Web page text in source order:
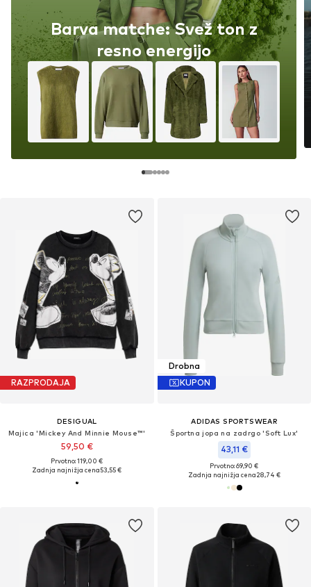
RAZPRODAJA
DESIGUAL
Majica 'Mickey And Minnie Mouse™'
59,50 €
Prvotno: 119,00 €
Zadnja najnižja cena53,55 €
Drobna
KUPON
ADIDAS SPORTSWEAR
Športna jopa na zadrgo 'Soft Lux'
43,11 €
Prvotno: 69,90 €
Zadnja najnižja cena28,74 €
Barva matche: Svež ton z
resno energijo